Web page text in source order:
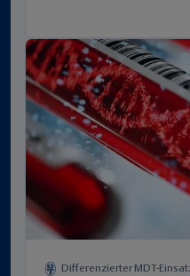
Differenzierter MDT-